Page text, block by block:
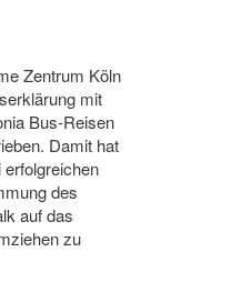
Zentrum Köln
mit
Bus-Reisen
Damit hat
des
auf das
zu